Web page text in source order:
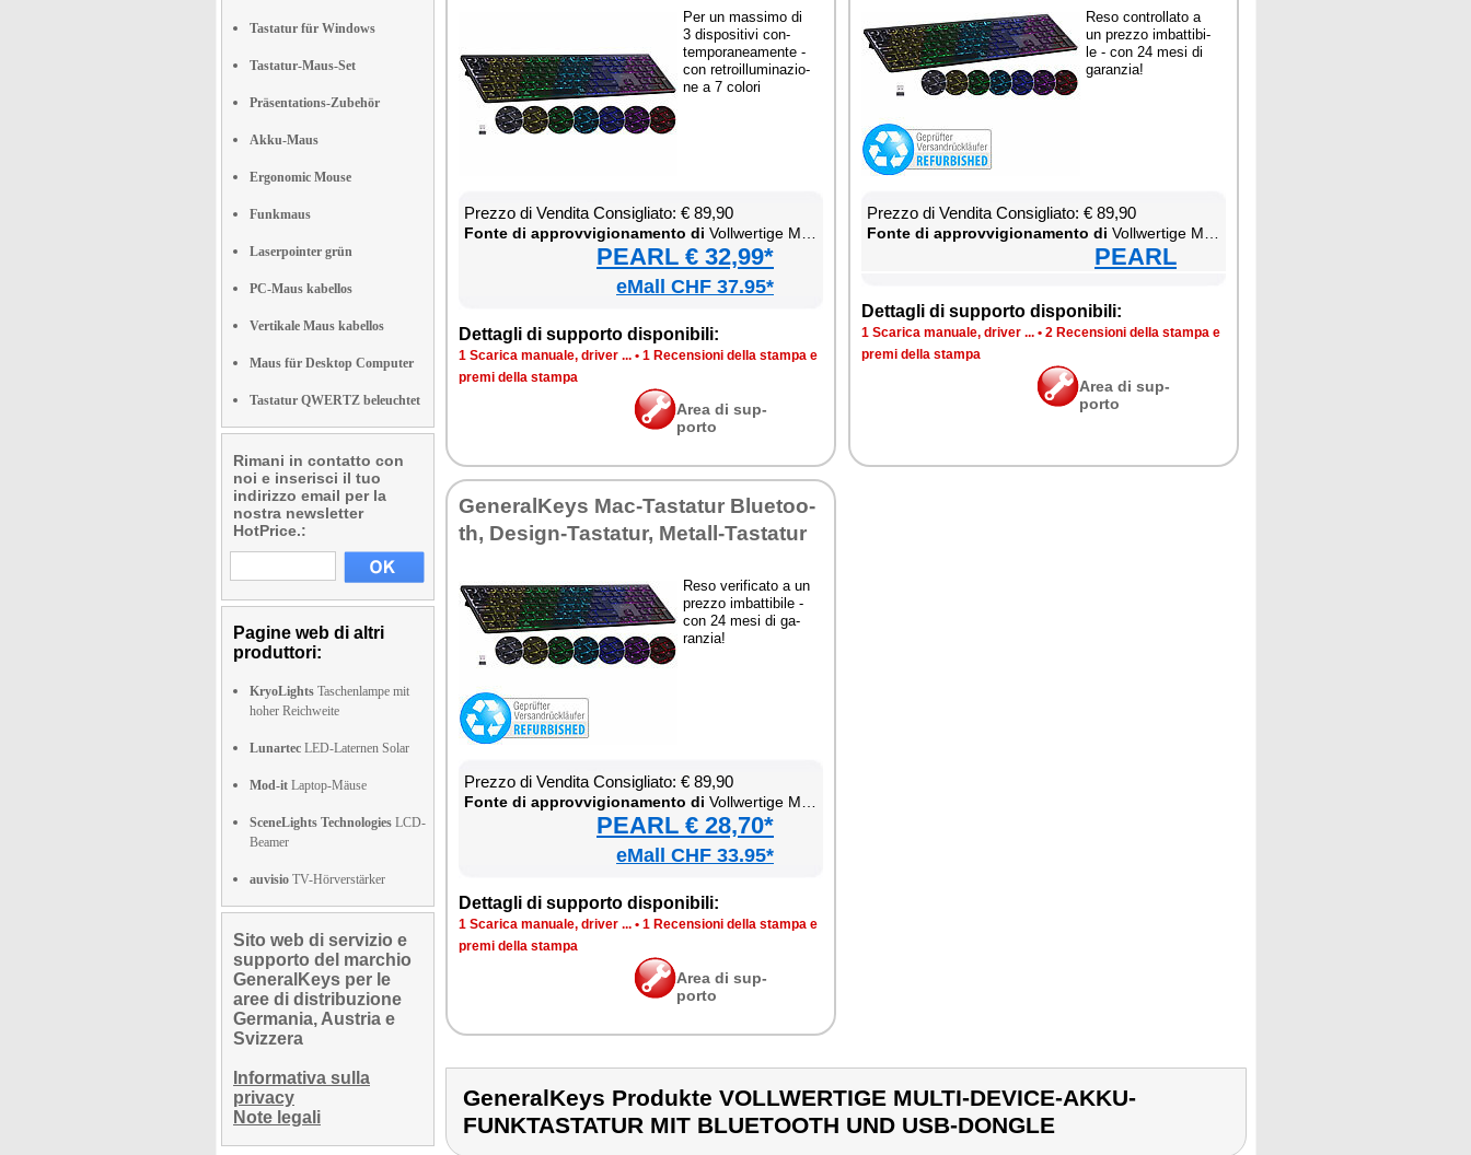
Tastatur für Windows
Tastatur-Maus-Set
Präsentations-Zubehör
Akku-Maus
Ergonomic Mouse
Funkmaus
Laserpointer grün
PC-Maus kabellos
Vertikale Maus kabellos
Maus für Desktop Computer
Tastatur QWERTZ beleuchtet
Rimani in contatto con
noi e inserisci il tuo
indirizzo email per la
nostra newsletter
HotPrice.:
Pagine web di altri
produttori:
KryoLights Taschenlampe mit
hoher Reichweite
Lunartec LED-Laternen Solar
Mod-it Laptop-Mäuse
SceneLights Technologies LCD-
Beamer
auvisio TV-Hörverstärker
Sito web di servizio e
supporto del marchio
GeneralKeys per le
aree di distribuzione
Germania, Austria e
Svizzera
Informativa sulla
privacy
Note legali
Per un mas­si­mo di
3 di­spo­si­ti­vi con­
tem­po­ra­nea­men­te -
con re­troil­lu­mi­na­zio­
ne a 7 co­lo­ri
Prez­zo di Ven­di­ta Con­si­glia­to: € 89,90
Fon­te di ap­prov­vi­gio­na­men­to di Voll­wer­ti­ge Mul­ti-De­vi­ce-Ak­ku-Funk­ta­sta­tur mit Blue­too­th und USB-Don­gle
PEARL € 32,99*
eMall CHF 37.95*
Det­ta­gli di sup­por­to di­spo­ni­bi­li:
1 Sca­ri­ca ma­nua­le, dri­ver ... • 1 Re­cen­sio­ni del­la stam­pa e
pre­mi del­la stam­pa
Area di sup­
por­to
Re­so con­trol­la­to a
un prez­zo im­bat­ti­bi­
le - con 24 me­si di
ga­ran­zia!
Prez­zo di Ven­di­ta Con­si­glia­to: € 89,90
Fon­te di ap­prov­vi­gio­na­men­to di Voll­wer­ti­ge Mul­ti-De­vi­ce-Ak­ku-Funk­ta­sta­tur mit Blue­too­th und USB-Don­gle
PEARL
Det­ta­gli di sup­por­to di­spo­ni­bi­li:
1 Sca­ri­ca ma­nua­le, dri­ver ... • 2 Re­cen­sio­ni del­la stam­pa e
pre­mi del­la stam­pa
Area di sup­
por­to
Ge­ne­ral­Keys Mac-Ta­sta­tur Blue­too­
th, De­si­gn-Ta­sta­tur, Me­tall-Ta­sta­tur
Re­so ve­ri­fi­ca­to a un
prez­zo im­bat­ti­bi­le -
con 24 me­si di ga­
ran­zia!
Prez­zo di Ven­di­ta Con­si­glia­to: € 89,90
Fon­te di ap­prov­vi­gio­na­men­to di Voll­wer­ti­ge Mul­ti-De­vi­ce-Ak­ku-Funk­ta­sta­tur mit Blue­too­th und USB-Don­gle
PEARL € 28,70*
eMall CHF 33.95*
Det­ta­gli di sup­por­to di­spo­ni­bi­li:
1 Sca­ri­ca ma­nua­le, dri­ver ... • 1 Re­cen­sio­ni del­la stam­pa e
pre­mi del­la stam­pa
Area di sup­
por­to
GeneralKeys Produkte VOLLWERTIGE MULTI-DEVICE-AKKU-
FUNKTASTATUR MIT BLUETOOTH UND USB-DONGLE